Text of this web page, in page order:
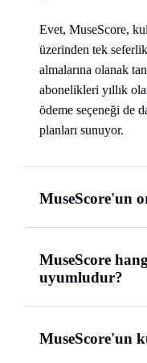
Evet, MuseScore,
üzerinden tek
almalarına olanak
abonelikleri yıllık
ödeme seçeneği de
planları sunuyor.
MuseScore'un
MuseScore
uyumludur?
MuseScore'un